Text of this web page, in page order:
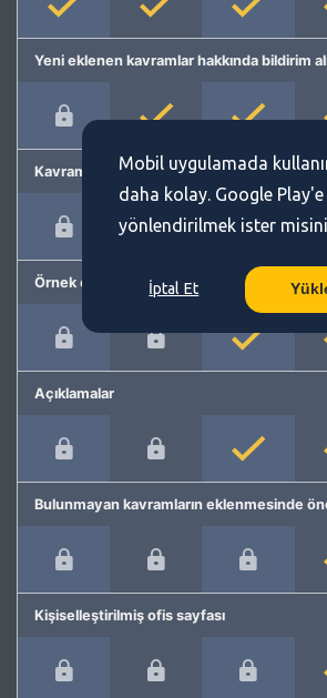
Yeni eklenen kavramlar hakkında bildirim
Kavram önerme
Örnek cümleler
Açıklamalar
Bulunmayan kavramların eklenmesinde
Kişiselleştirilmiş ofis sayfası
Mobil uygulamada
daha kolay. Google Play'e
yönlendirilmek ister
İptal Et